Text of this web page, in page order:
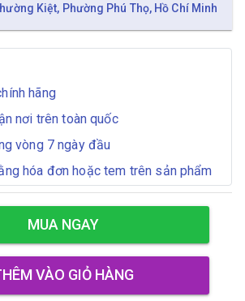
Kiệt, Phường Phú Thọ, Hồ Chí Minh
hãng
nơi trên toàn quốc
vòng 7 ngày đầu
hóa đơn hoặc tem trên sản phẩm
MUA NGAY
VÀO GIỎ HÀNG